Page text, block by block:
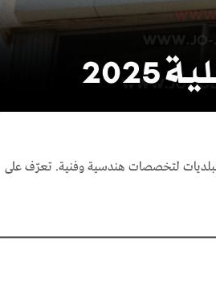
لتخصصات هندسية وفنية. تعرّف على